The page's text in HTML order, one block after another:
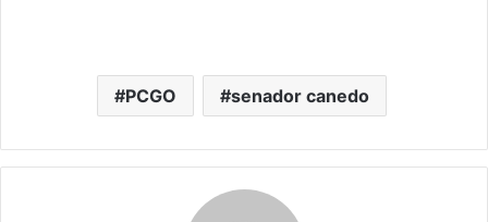
PCGO senador canedo